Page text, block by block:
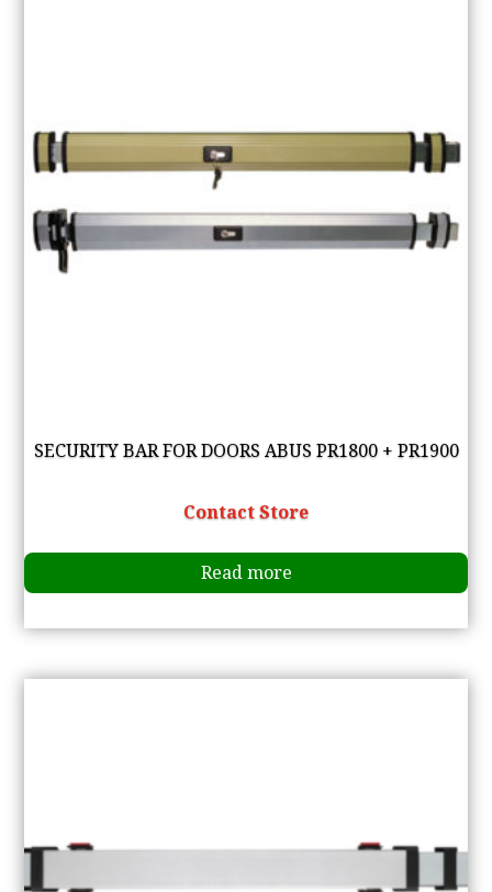
SECURITY BAR FOR DOORS ABUS PR1800 + PR1900
Contact Store
Read more